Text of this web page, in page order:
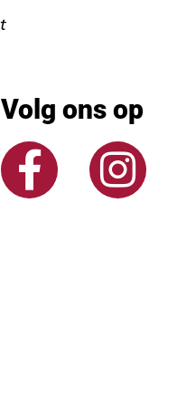
Volg ons op